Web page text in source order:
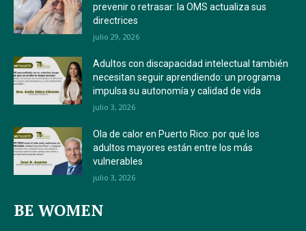
prevenir o retrasar: la OMS actualiza sus
directrices
julio 29, 2026
Adultos con discapacidad intelectual también
necesitan seguir aprendiendo: un programa
impulsa su autonomía y calidad de vida
julio 3, 2026
Ola de calor en Puerto Rico: por qué los
adultos mayores están entre los más
vulnerables
julio 3, 2026
BE WOMEN